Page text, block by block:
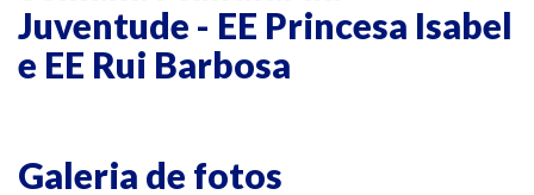
Juventude - EE Princesa Isabel
e EE Rui Barbosa
Galeria de fotos